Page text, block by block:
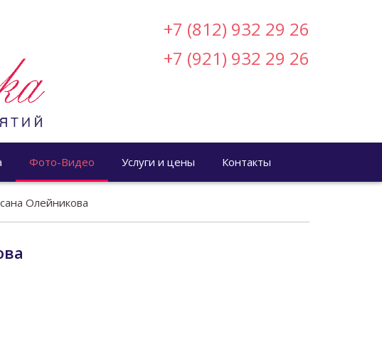
+7 (812) 932 29 26
+7 (921) 932 29 26
Фото-Видео Услуги и цены Контакты
Олейникова